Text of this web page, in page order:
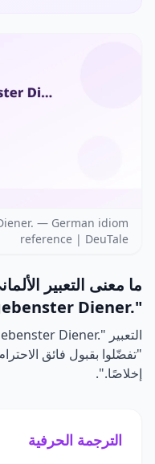
— German idiom
reference | DeuTale
ما معنى التعبير
Diener."
التعبير Diener."
"تفضّلوا بقبول فائق
إخلاصًا.".
الترجمة الحرفية